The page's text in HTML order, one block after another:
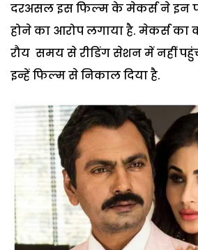
दरअसल इस फिल्म के मेकर्स ने इन
होने का आरोप लगाया है. मेकर्स का
रौय समय से रीडिंग सेशन में नहीं
इन्हें फिल्म से निकाल दिया है.